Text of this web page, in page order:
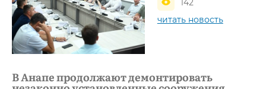
142
читать новость
В Анапе продолжают демонтировать